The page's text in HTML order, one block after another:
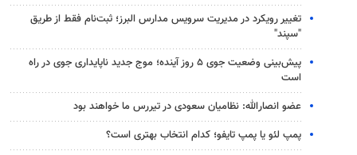
تغییر رویکرد در مدیریت سرویس مدارس البرز؛ ثبت‌نام‌ فقط از طریق
"سپند"
پیش‌بینی وضعیت جوی ۵ روز آینده؛ موج جدید ناپایداری جوی در راه
است
عضو انصارالله: نظامیان سعودی در تیررس ما خواهند بود
پمپ لئو یا پمپ تایفو؛ کدام انتخاب بهتری است؟